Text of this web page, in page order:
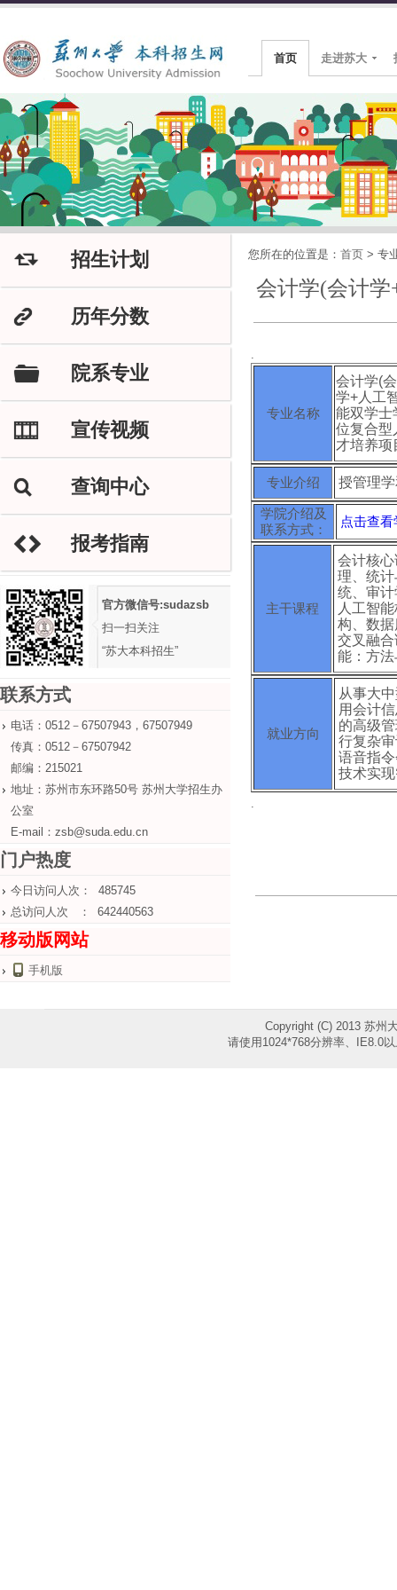
首页 走进苏大
J 招生计划
K 历年分数
F 院系专业
M 宣传视频
L 查询中心
H 报考指南
官方微信号:sudazsb
扫一扫关注
“苏大本科招生”
联系方式
电话：0512－67507943，67507949
传真：0512－67507942
邮编：215021
地址：苏州市东环路50号 苏州大学招生办
公室
E-mail：zsb@suda.edu.cn
门户热度
今日访问人次： 485745
总访问人次 ： 642440563
移动版网站
手机版
您所在的位置是： 首页 > 专
会计学(会计
.
专业名称
会计学(
学+人工
能双学士
位复合型
才培养项
专业介绍 授管理
学院介绍及
联系方式：
点击查
主干课程
会计核
理、统
统、审
人工智
构、数
交叉融
能：方
就业方向
从事大
用会计
的高级
行复杂
语音指
技术实
.
Copyright (C) 2013 苏州
请使用1024*768分辨率、IE8.0